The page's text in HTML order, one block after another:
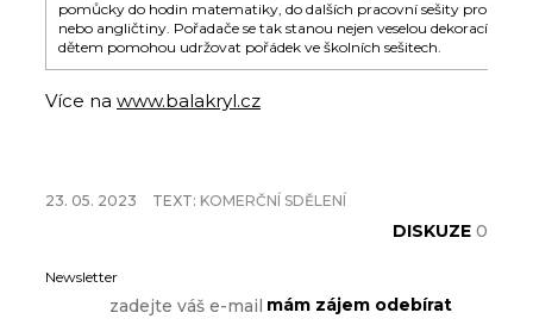
pomůcky do hodin matematiky, do dalších pracovní sešity pro
nebo angličtiny. Pořadače se tak stanou nejen veselou dekorací do
dětem pomohou udržovat pořádek ve školních sešitech.
Více na www.balakryl.cz
23. 05. 2023 TEXT: KOMERČNÍ SDĚLENÍ
DISKUZE 0
Newsletter